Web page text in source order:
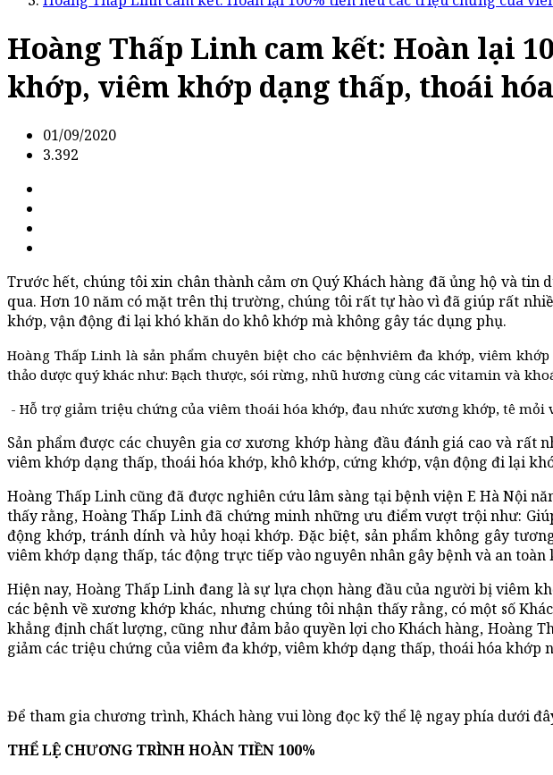
Hoàng Thấp Linh cam kết: Hoàn lại
khớp, viêm khớp dạng thấp, thoái
01/09/2020
3.392
Trước hết, chúng tôi xin chân thành cảm ơn Quý Khách hàng đã ủng hộ và
qua. Hơn 10 năm có mặt trên thị trường, chúng tôi rất tự hào vì đã giúp rất
khớp, vận động đi lại khó khăn do khô khớp mà không gây tác dụng phụ.
Hoàng Thấp Linh là sản phẩm chuyên biệt cho các bệnhviêm đa khớp, viêm
thảo dược quý khác như: Bạch thược, sói rừng, nhũ hương cùng các vitamin và
- Hỗ trợ giảm triệu chứng của viêm thoái hóa khớp, đau nhức xương khớp, tê mỏi
Sản phẩm được các chuyên gia cơ xương khớp hàng đầu đánh giá cao và
viêm khớp dạng thấp, thoái hóa khớp, khô khớp, cứng khớp, vận động đi lại
Hoàng Thấp Linh cũng đã được nghiên cứu lâm sàng tại bệnh viện E Hà Nội
thấy rằng, Hoàng Thấp Linh đã chứng minh những ưu điểm vượt trội như:
động khớp, tránh dính và hủy hoại khớp. Đặc biệt, sản phẩm không gây
viêm khớp dạng thấp, tác động trực tiếp vào nguyên nhân gây bệnh và an toàn
Hiện nay, Hoàng Thấp Linh đang là sự lựa chọn hàng đầu của người bị viêm
các bệnh về xương khớp khác, nhưng chúng tôi nhận thấy rằng, có một số
khẳng định chất lượng, cũng như đảm bảo quyền lợi cho Khách hàng, Hoàng
giảm các triệu chứng của viêm đa khớp, viêm khớp dạng thấp, thoái hóa khớp
Để tham gia chương trình, Khách hàng vui lòng đọc kỹ thể lệ ngay phía dưới
THỂ LỆ CHƯƠNG TRÌNH HOÀN TIỀN 100%